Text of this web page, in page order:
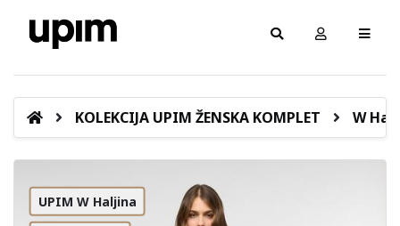
KOLEKCIJA UPIM ŽENSKA KOMPLET W
UPIM W Haljina